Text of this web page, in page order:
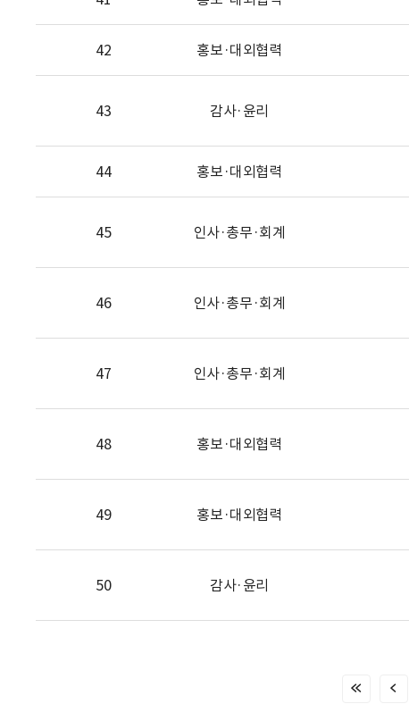
42 홍보·대외협력
43 감사·윤리
44 홍보·대외협력
45 인사·총무·회계
46 인사·총무·회계
47 인사·총무·회계
48 홍보·대외협력
49 홍보·대외협력
50 감사·윤리
처
이